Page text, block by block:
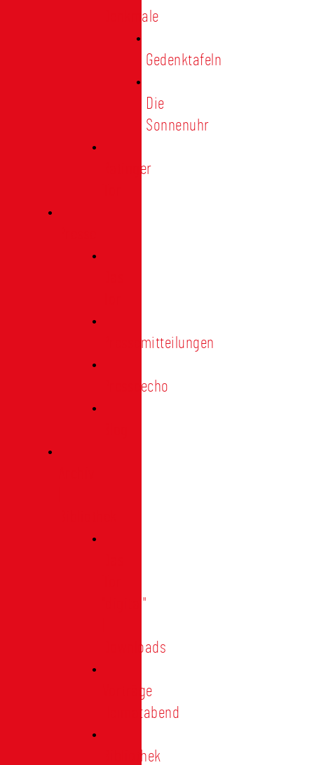
Denkmale
Gedenktafeln
Die
Sonnenuhr
Ratinger
Pressemitteilungen
Presseecho
"digital"
Downloads
Vorträge
Heimatabend
Bibliothek